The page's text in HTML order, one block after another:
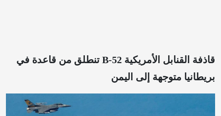
قاذفة القنابل الأمريكية B-52 تنطلق من قاعدة في
بريطانيا متوجهة إلى اليمن